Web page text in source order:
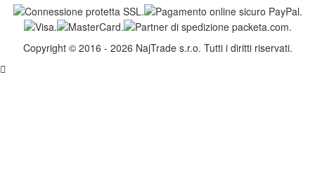
Copyright © 2016 - 2026 NajTrade s.r.o. Tutti i diritti riservati.